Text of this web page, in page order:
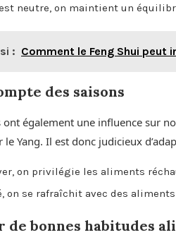
neutre, on maintient un
: Comment le Feng Shui peut
des saisons
ont également une influence sur
le Yang. Il est donc judicieux
on privilégie les aliments
on se rafraîchit avec des
de bonnes habitudes